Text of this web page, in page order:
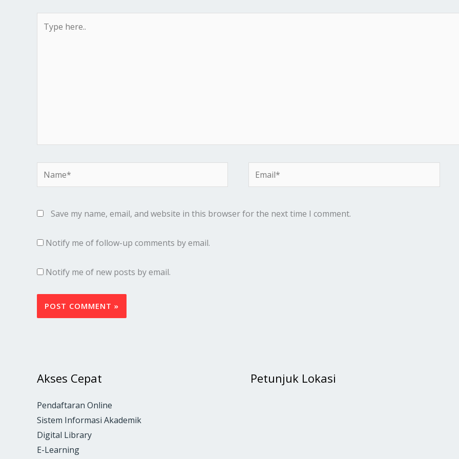
here..
Name* Email*
Save my name, email, and website in this browser for the next time I comment.
Notify me of follow-up comments by email.
Notify me of new posts by email.
Akses Cepat
Pendaftaran Online
Sistem Informasi Akademik
Digital Library
E-Learning
Petunjuk Lokasi